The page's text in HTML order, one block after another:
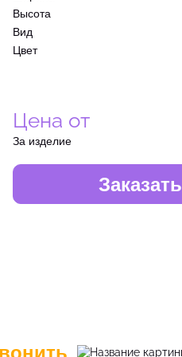
Высота
Вид
Цвет
Цена от
За изделие
Заказать